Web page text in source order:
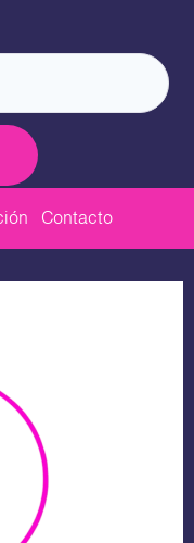
Contacto